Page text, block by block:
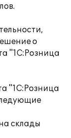
о
"1С:Розница
"1С:Розница
склады